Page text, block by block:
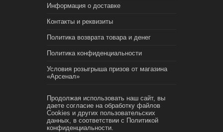
Информация о доставке
Контакты и реквизиты
Политика возврата товара и денег
Политика конфиденциальности
Условия розыгрыша призов от магазина
«Арсенал»
Продолжая использовать наш сайт, вы
даете согласие на обработку файлов
Cookies и других пользовательских
данных, в соответствии с Политикой
конфиденциальности.